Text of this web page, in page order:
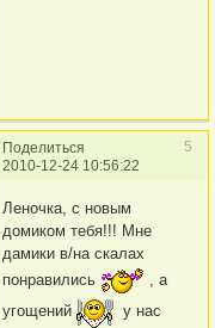
Поделиться
5
2010-12-24 10:56:22
Леночка, с новым
домиком тебя!!! Мне
дамики в/на скалах
понравились
, а
угощений
у нас